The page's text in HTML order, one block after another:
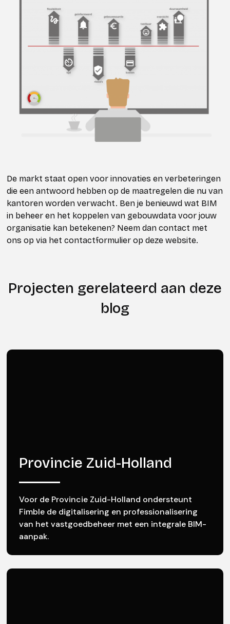
De markt staat open voor innovaties en verbeteringen
die een antwoord hebben op de maatregelen die nu van
kantoren worden verwacht. Ben je benieuwd wat BIM
in beheer en het koppelen van gebouwdata voor jouw
organisatie kan betekenen? Neem dan contact met
ons op via het contactformulier op deze website.
Projecten gerelateerd aan deze
blog
Provincie Zuid-Holland
Voor de Provincie Zuid-Holland ondersteunt
Fimble de digitalisering en professionalisering
van het vastgoedbeheer met een integrale BIM-
aanpak.